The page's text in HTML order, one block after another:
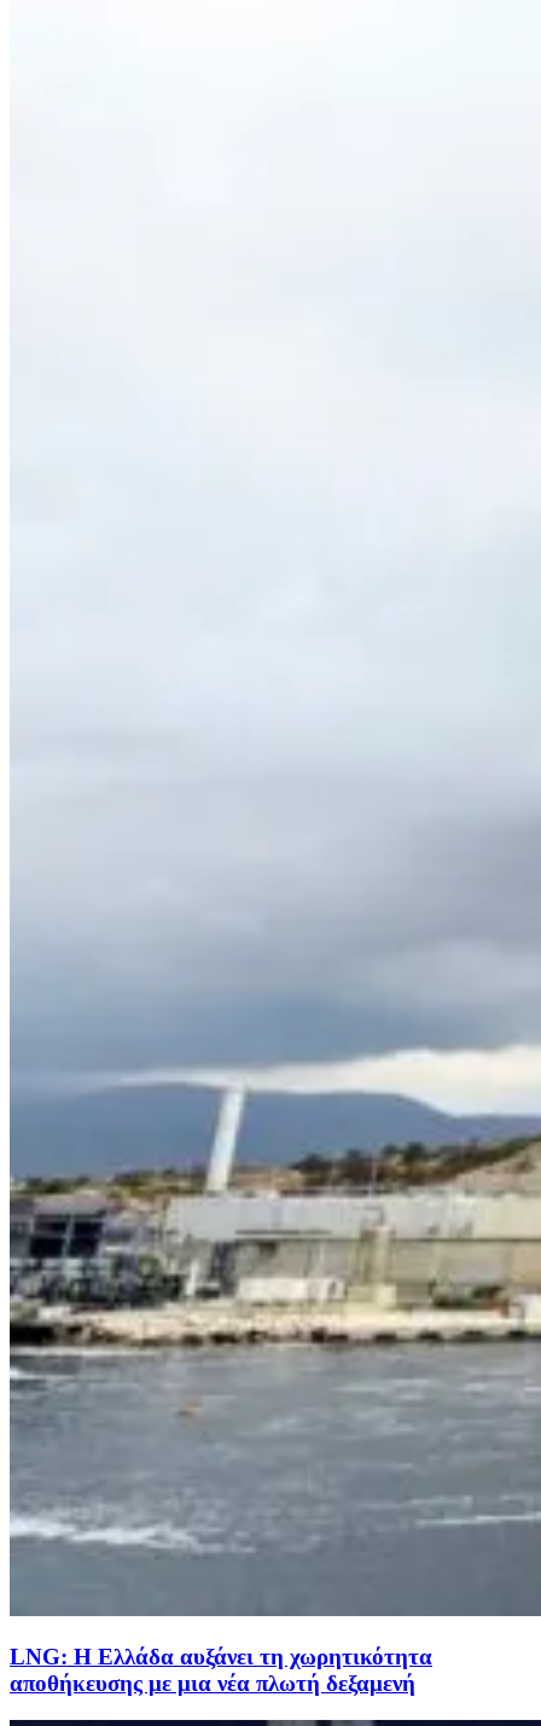
LNG: Η Ελλάδα αυξάνει τη χωρητικότητα
αποθήκευσης με μια νέα πλωτή δεξαμενή